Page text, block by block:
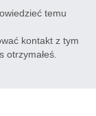
temu
kontakt z tym